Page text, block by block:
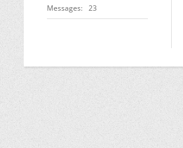
Messages 23